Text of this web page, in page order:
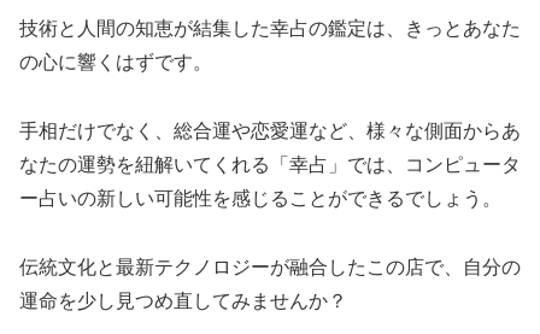
技術と人間の知恵が結集した幸占の鑑定は、きっとあなた
の心に響くはずです。
手相だけでなく、総合運や恋愛運など、様々な側面からあ
なたの運勢を紐解いてくれる「幸占」では、コンピュータ
ー占いの新しい可能性を感じることができるでしょう。
伝統文化と最新テクノロジーが融合したこの店で、自分の
運命を少し見つめ直してみませんか？